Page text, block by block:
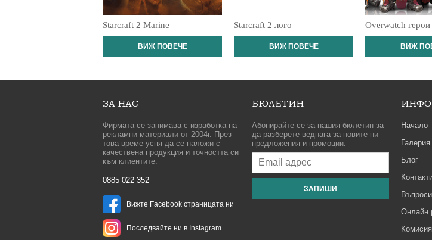
Starcraft 2 Marine
ВИЖ ПОВЕЧЕ
Starcraft 2 лого
ВИЖ ПОВЕЧЕ
Overwatch герои
ВИЖ
ЗА НАС
Фирмата се занимава с изработка на
рекламни материали от 2004г. През
това време успя да се наложи с
качествена продукция и точността си
към клиентите.
0885 022 352
Вижте Facebook страницата ни
Последвайте ни в Instagram
БЮЛЕТИН
Абонирайте се за нашия бюлетин за
да разберете веднага за новите ни
предложения и промоции.
ЗАПИШИ
Начало
Галерия
Блог
Въпроси
Онлайн